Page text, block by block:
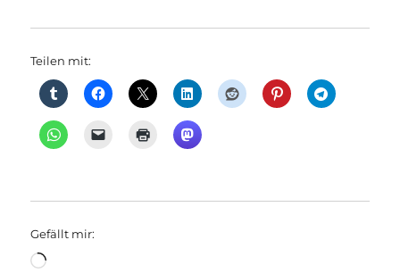
Teilen mit:
Gefällt mir:
Wird